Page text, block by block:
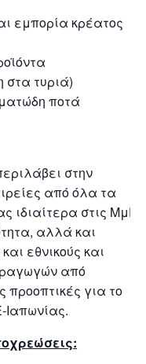
εμπορία κρέατος
τυριά)
ποτά 
στην
από όλα τα
ιδιαίτερα στις ΜμΕ
αλλά και
εθνικούς και
από
προοπτικές για το
Ιαπωνίας.